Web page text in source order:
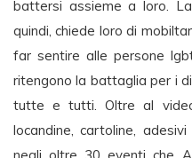
battersi assieme a loro.
quindi, chiede loro di
far sentire alle persone
ritengono la battaglia per i
tutte e tutti. Oltre al
locandine, cartoline,